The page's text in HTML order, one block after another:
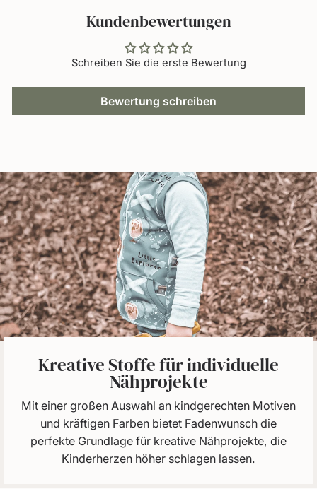
Kundenbewertungen
Schreiben Sie die erste Bewertung
Bewertung schreiben
Kreative Stoffe für individuelle
Nähprojekte
Mit einer großen Auswahl an kindgerechten Motiven
und kräftigen Farben bietet Fadenwunsch die
perfekte Grundlage für kreative Nähprojekte, die
Kinderherzen höher schlagen lassen.